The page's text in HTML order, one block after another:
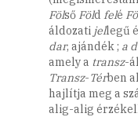
Fölső Földfelé
áldozati jellegű
dar, ajándék ; a
amely a transz-
Transz-Térben
hajlítja meg a
alig-alig